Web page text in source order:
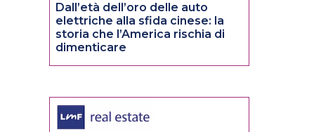
Dall’età dell’oro delle auto
elettriche alla sfida cinese: la
storia che l’America rischia di
dimenticare